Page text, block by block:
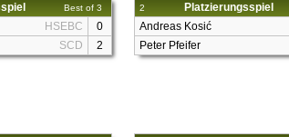
Best of 3
HSEBC
0
SCD 2
2 Platzierungsspiel
Andreas Kosić
Peter Pfeifer